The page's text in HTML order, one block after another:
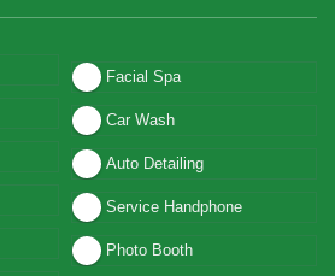
Facial Spa
Car Wash
Auto Detailing
Service Handphone
Photo Booth